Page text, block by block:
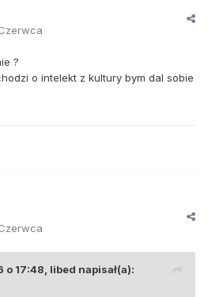
?
o intelekt z kultury bym dal sobie
o 17:48, libed napisał(a):